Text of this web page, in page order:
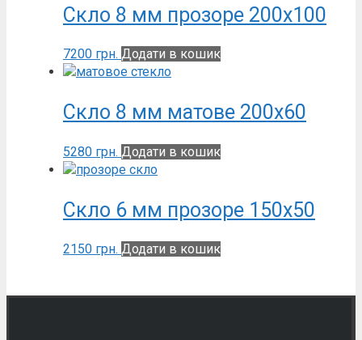
Скло 8 мм прозоре 200х100
7200 грн. Додати в кошик
Скло 8 мм матове 200х60
5280 грн. Додати в кошик
Скло 6 мм прозоре 150х50
2150 грн. Додати в кошик